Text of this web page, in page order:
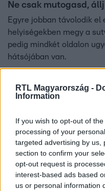
RTL Magyarország -
Information
If you wish to opt-out of
processing of your
targeted advertising by us,
section to confirm your
opt-out request is
interest-based ads based
us or personal information
Ne csak mutogasd,
Egyre jobban távolodik el
helyiségekben megy a
pedig mindkét oldalon
hátsójában van.